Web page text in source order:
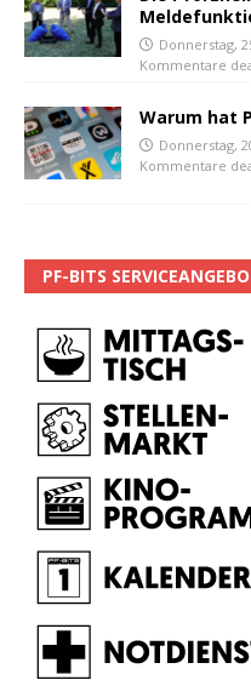
Donnerstag,
Kommentare
Warum hat
Donnerstag,
Kommentare
PF-BITS